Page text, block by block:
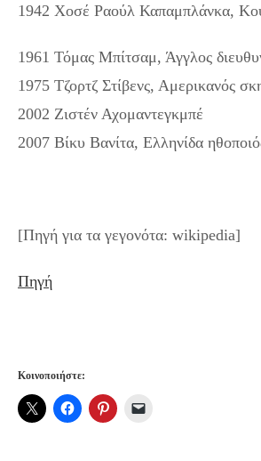
1942 Χοσέ Ραούλ Καπαμπλάνκα,
1961 Τόμας Μπίτσαμ, Άγγλος
1975 Τζορτζ Στίβενς, Αμερικανός
2002 Ζιστέν Αχομαντεγκμπέ
2007 Βίκυ Βανίτα, Ελληνίδα
[Πηγή για τα γεγονότα: wikipedia]
Πηγή
Κοινοποιήστε: